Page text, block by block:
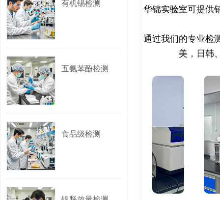
有机锡检测
五氨苯酚检测
食品级检测
酚类化合物检测主
|--------------------
| 苯酚 |
| 壬基酚（NP） |
| 辛基酚（OP）
| 对叔丁基苯酚 |
| 2,4-二氯苯酚 |
华锦实验室可提供
通过我们的专业检
美，日韩